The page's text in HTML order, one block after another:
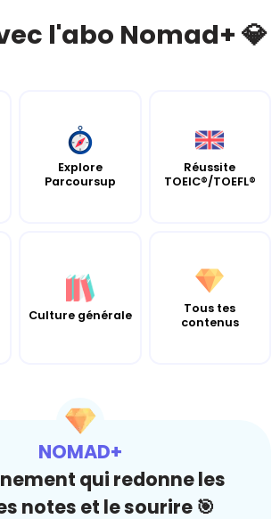
l'abo Nomad+ 💎
Explore
Parcoursup
Réussite
TOEIC®/TOEFL®
Culture générale
Tous tes
contenus
NOMAD+
qui redonne les
notes et le sourire 🎯